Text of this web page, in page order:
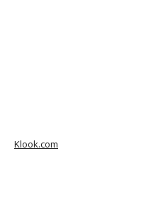
Klook.com